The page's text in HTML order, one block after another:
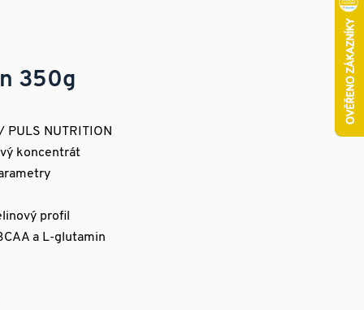
350g
PULS NUTRITION
koncentrát
profil
a L-glutamin